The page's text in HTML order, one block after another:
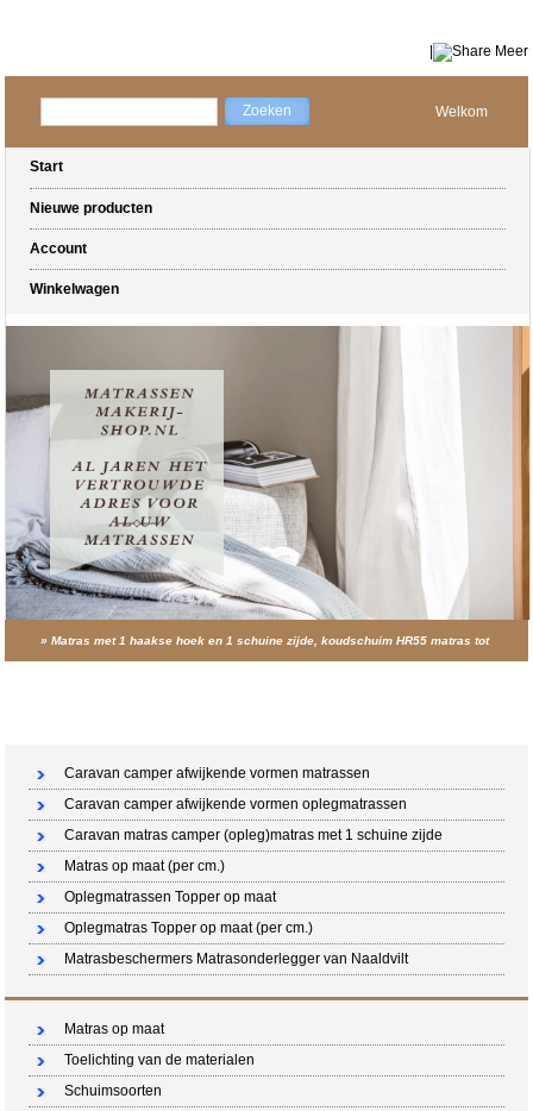
Meer
Welkom
Start
Nieuwe producten
Account
Winkelwagen
»Matras met 1 haakse hoek en 1 schuine zijde, koudschuim HR55 matras tot
Caravan camper afwijkende vormen matrassen
Caravan camper afwijkende vormen oplegmatrassen
Caravan matras camper (opleg)matras met 1 schuine zijde
Matras op maat (per cm.)
Oplegmatrassen Topper op maat
Oplegmatras Topper op maat (per cm.)
Matrasbeschermers Matrasonderlegger van Naaldvilt
Matras op maat
Toelichting van de materialen
Schuimsoorten